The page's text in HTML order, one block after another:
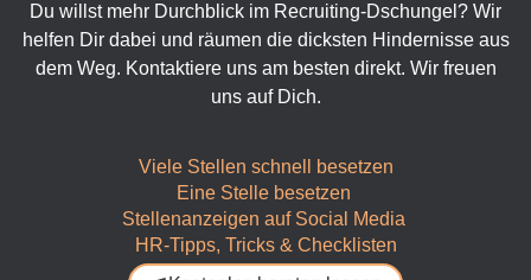
Du willst mehr Durchblick im Recruiting-Dschungel? Wir
helfen Dir dabei und räumen die dicksten Hindernisse aus
dem Weg. Kontaktiere uns am besten direkt. Wir freuen
uns auf Dich.
Viele Stellen schnell besetzen
Eine Stelle besetzen
Stellenanzeigen auf Social Media
HR-Tipps, Tricks & Checklisten